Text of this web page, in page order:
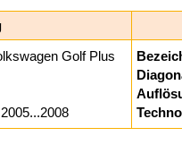
Golf Plus
2005...2008